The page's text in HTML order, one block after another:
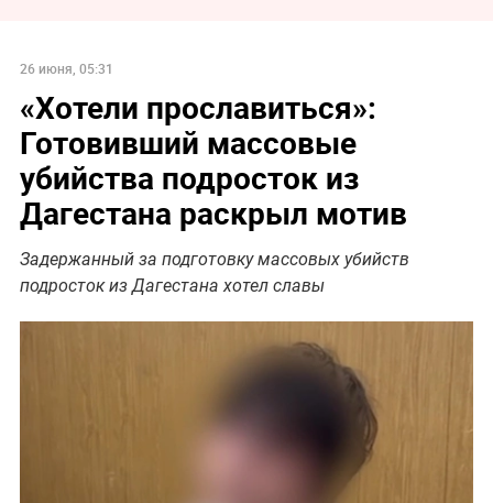
26 июня, 05:31
«Хотели прославиться»:
Готовивший массовые
убийства подросток из
Дагестана раскрыл мотив
Задержанный за подготовку массовых убийств
подросток из Дагестана хотел славы